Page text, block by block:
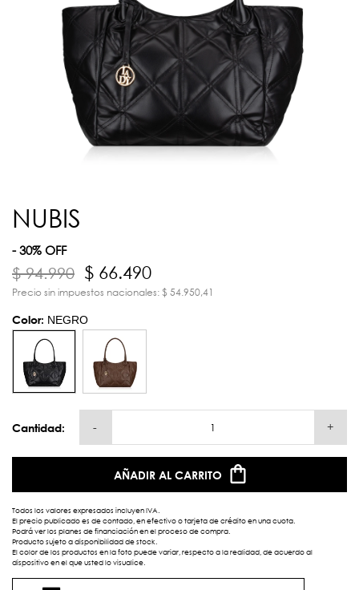
NUBIS
- 30% OFF
$ 94.990 $ 66.490
Precio sin impuestos nacionales: $ 54.950,41
Color: NEGRO
Cantidad: - +
AÑADIR AL CARRITO
Todos los valores expresados incluyen IVA.
El precio publicado es de contado, en efectivo o tarjeta de crédito en una cuota.
Podrá ver los planes de financiación en el proceso de compra.
Producto sujeto a disponibilidad de stock.
El color de los productos en la foto puede variar, respecto a la realidad, de acuerdo al
dispositivo en el que usted lo visualice.